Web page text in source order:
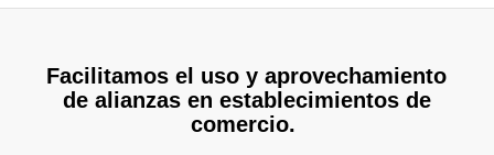
Facilitamos el uso y aprovechamiento
de alianzas en establecimientos de
comercio.